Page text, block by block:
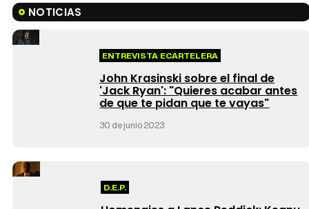
NOTICIAS
ENTREVISTA ECARTELERA
John Krasinski sobre el final de
'Jack Ryan': "Quieres acabar antes
de que te pidan que te vayas"
30 de junio 2023
D.E.P.